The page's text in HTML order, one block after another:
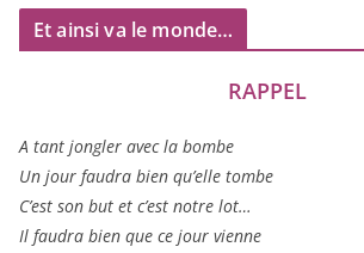
Et ainsi va le monde…
RAPPEL
A tant jon­gler avec la bombe
Un jour fau­dra bien qu’elle tombe
C’est son but et c’est notre lot…
Il fau­dra bien que ce jour vienne